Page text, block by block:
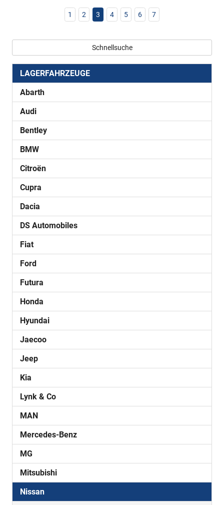
1 2 3 4 5 6 7
Schnellsuche
LAGERFAHRZEUGE
Abarth
Audi
Bentley
BMW
Citroën
Cupra
Dacia
DS Automobiles
Fiat
Ford
Futura
Honda
Hyundai
Jaecoo
Jeep
Kia
Lynk & Co
MAN
Mercedes-Benz
MG
Mitsubishi
Nissan